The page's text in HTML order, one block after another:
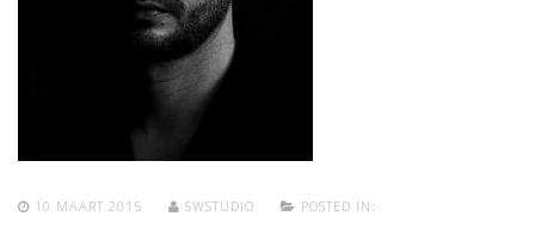
10 MAART 2015 SWSTUDIO POSTED IN: